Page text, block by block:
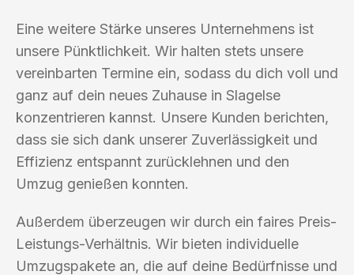
Eine weitere Stärke unseres Unternehmens ist
unsere Pünktlichkeit. Wir halten stets unsere
vereinbarten Termine ein, sodass du dich voll und
ganz auf dein neues Zuhause in Slagelse
konzentrieren kannst. Unsere Kunden berichten,
dass sie sich dank unserer Zuverlässigkeit und
Effizienz entspannt zurücklehnen und den
Umzug genießen konnten.
Außerdem überzeugen wir durch ein faires Preis-
Leistungs-Verhältnis. Wir bieten individuelle
Umzugspakete an, die auf deine Bedürfnisse und